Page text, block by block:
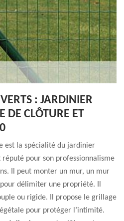
: JARDINIER
DE CLÔTURE ET
est la spécialité du jardinier
réputé pour son professionnalisme
Il peut monter un mur, un mur
délimiter une propriété. Il
ou rigide. Il propose le grillage
pour protéger l’intimité.